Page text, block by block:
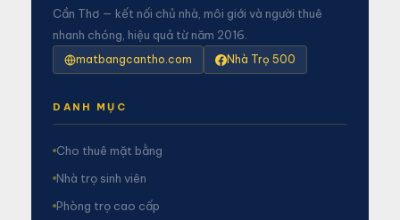
Cần Thơ — kết nối chủ nhà, môi giới và người thuê
nhanh chóng, hiệu quả từ năm 2016.
matbangcantho.com Nhà Trọ 500
DANH MỤC
Cho thuê mặt bằng
Nhà trọ sinh viên
Phòng trọ cao cấp